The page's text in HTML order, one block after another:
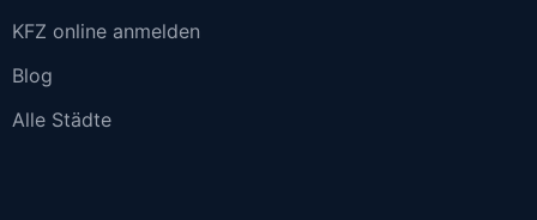
KFZ online anmelden
Blog
Alle Städte